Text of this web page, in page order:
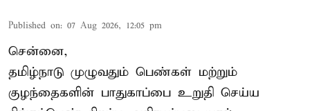
Published on: 07 Aug 2026, 12:05 pm
சென்னை,
தமிழ்நாடு முழுவதும் பெண்கள் மற்றும்
குழந்தைகளின் பாதுகாப்பை உறுதி செய்ய